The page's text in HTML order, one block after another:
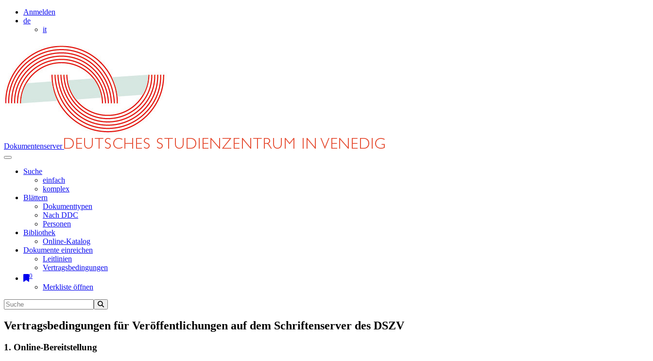
Anmelden
de
it
Dokumentenserver
Suche
einfach
komplex
Blättern
Dokumenttypen
Nach DDC
Personen
Bibliothek
Online-Katalog
Dokumente einreichen
Leitlinien
Vertragsbedingungen
0
Merkliste öffnen
Vertragsbedingungen für Veröffentlichungen auf dem Schriftenserver des DSZV
1. Online-Bereitstellung